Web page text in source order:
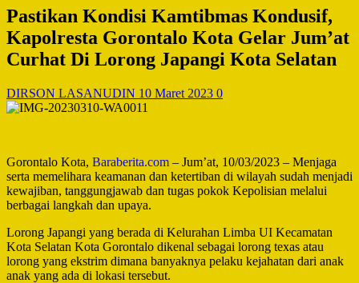
Pastikan Kondisi Kamtibmas Kondusif,
Kapolresta Gorontalo Kota Gelar Jum’at
Curhat Di Lorong Japangi Kota Selatan
DIRSON LASANUDIN 10 Maret 2023 0
Gorontalo Kota, Baraberita.com – Jum’at, 10/03/2023 – Menjaga
serta memelihara keamanan dan ketertiban di wilayah sudah menjadi
kewajiban, tanggungjawab dan tugas pokok Kepolisian melalui
berbagai langkah dan upaya.
Lorong Japangi yang berada di Kelurahan Limba UI Kecamatan
Kota Selatan Kota Gorontalo dikenal sebagai lorong texas atau
lorong yang ekstrim dimana banyaknya pelaku kejahatan dari anak
anak yang ada di lokasi tersebut.